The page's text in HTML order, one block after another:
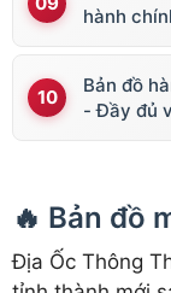
hành
Bản đồ
- Đầy đủ
🔥 Bản đồ
Địa Ốc Thông